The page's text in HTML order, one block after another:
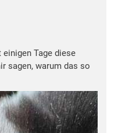
Tage diese
sagen, warum das so